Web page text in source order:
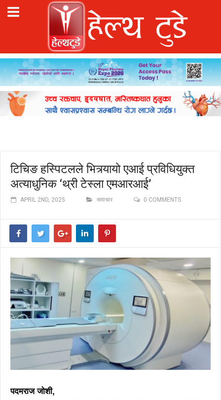
टिचिङ हस्पिटलले भित्र्यायो एआई प्रविधियुक्त
अत्याधुनिक ‘थ्री टेस्ला एमआरआई’
APRIL 2ND, 2025 समाचार 0 COMMENTS
पदमराज जोशी,